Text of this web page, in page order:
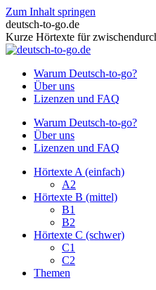
Zum Inhalt springen
deutsch-to-go.de
Kurze Hörtexte für
Warum Deutsch-to-go?
Über uns
Lizenzen und FAQ
Warum Deutsch-to-go?
Über uns
Lizenzen und FAQ
Hörtexte A (einfach)
A2
Hörtexte B (mittel)
B1
B2
Hörtexte C (schwer)
C1
C2
Themen